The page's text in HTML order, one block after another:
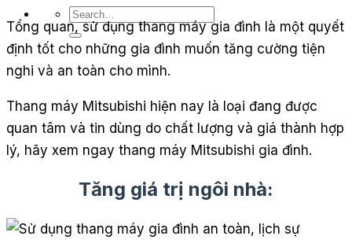
Tổng quan, sử dụng thang máy gia đình là một quyết
định tốt cho những gia đình muốn tăng cường tiện
nghi và an toàn cho mình.
Thang máy Mitsubishi hiện nay là loại đang được
quan tâm và tin dùng do chất lượng và giá thành hợp
lý, hãy xem ngay thang máy Mitsubishi gia đình.
Tăng giá trị ngôi nhà: